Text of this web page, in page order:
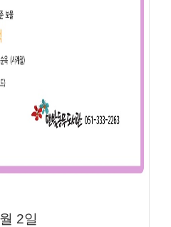
2일